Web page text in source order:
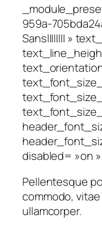
959a-
Sans|||||||| »
disabled= »on
Pellentesque
commodo,
ullamcorper.